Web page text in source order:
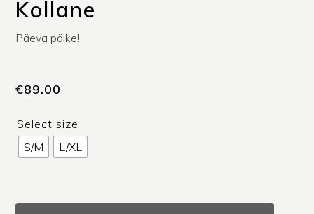
Kollane
Päeva päike!
€89.00
Select size
S/M
L/XL